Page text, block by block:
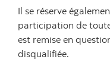
Il se réserve
participation de
est remise en
disqualifiée.